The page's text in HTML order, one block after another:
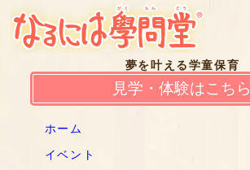
夢を叶える学童保育
見学・体験はこちら
ホーム
イベント